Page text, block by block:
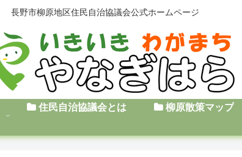
長野市柳原地区住民自治協議会公式ホームページ
住民自治協議会とは 柳原散策マップ